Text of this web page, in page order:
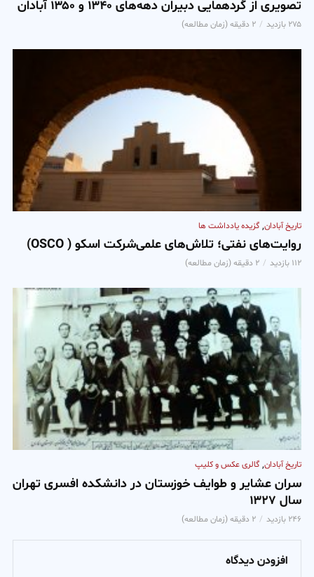
تصویری از گردهمایی دبیران دهه‌‌‌های ۱۳۴۰ و ۱۳۵۰ آبادان
۲۷۵ بازدید ۲ دقیقه (زمان مطالعه)
تاریخ آبادان, گزیده یادداشت ها
روایت‌‌‌های نفتی؛ تلاش‌‌‌های علمی‌شرکت اسکو ( OSCO)
۱۱۲ بازدید ۲ دقیقه (زمان مطالعه)
تاریخ آبادان, گالری عکس و کلیپ
سران عشایر و طوایف خوزستان در دانشکده افسری تهران
سال ۱۳۲۷
۲۴۶ بازدید ۲ دقیقه (زمان مطالعه)
افزودن دیدگاه